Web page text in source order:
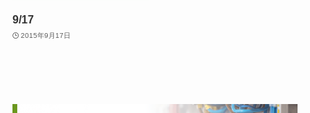
9/17
2015年9月17日